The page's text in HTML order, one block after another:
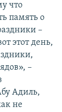
что
память о
–
этот день,
–
Адиль,
не